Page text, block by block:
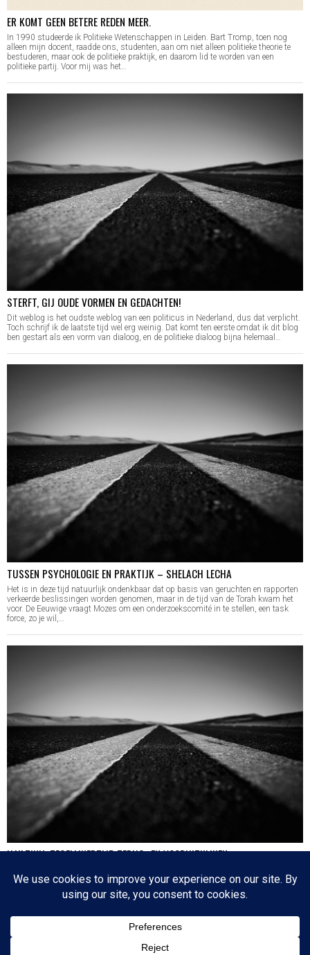
ER KOMT GEEN BETERE REDEN MEER.
In 1990 studeerde ik Politieke Wetenschappen in Leiden. Bart Tromp, toen nog
alleen mijn docent, raadde ons, studenten, aan om niet alleen politieke theorie te
bestuderen, maar ook de politieke praktijk, en daarom lid te worden van een
politieke partij. Voor mij was het…
STERFT, GIJ OUDE VORMEN EN GEDACHTEN!
Dit weblog is het oudste weblog van een politicus in Nederland, dus dat verplicht.
Toch schrijf ik de laatste tijd wel erg weinig. Dat komt ten eerste omdat ik dit blog
ben gestart als een vorm van dialoog, en de politieke dialoog bijna helemaal…
TUSSEN PSYCHOLOGIE EN PRAKTIJK – SHELACH LECHA
Het is in deze tijd natuurlijk ondenkbaar dat op basis van geruchten en rapporten
verkeerde beslissingen worden genomen, maar in de tijd van de Torah kwam het
voor. De Eeuwige vraagt Mozes om een onderzoekscomité in te stellen, een task
force, zo je wil,…
HA’AZINU: TEGELIJKERTIJD TERUG- EN VOORUITKIJKEN
oktober 2020 begonnen: de eerste parasja van het jaar. Het zijn dagen die
tegenstrijdige emoties oproepen: aan de ene kant lezen we over de laatste dagen
Since 2003 © All Rights Reserved | Foto's Robbert Baruch tenzij anders vermeld